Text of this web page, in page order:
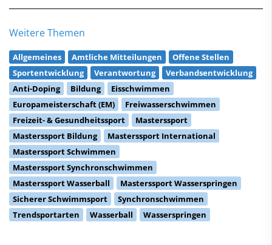
Weitere Themen
Allgemeines Amtliche Mitteilungen
Offene Stellen
Sportentwicklung
Verantwortung
Verbandsentwicklung
Anti-Doping
Bildung
Eisschwimmen
Europameisterschaft (EM)
Freiwasserschwimmen
Freizeit- & Gesundheitssport
Masterssport
Masterssport Bildung
Masterssport International
Masterssport Schwimmen
Masterssport Synchronschwimmen
Masterssport Wasserball
Masterssport Wasserspringen
Sicherer Schwimmsport
Synchronschwimmen
Trendsportarten
Wasserball Wasserspringen